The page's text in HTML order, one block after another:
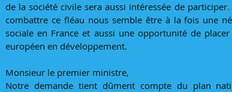
de la société civile sera aussi intéressée de
combattre ce fléau nous semble être à la fois une
sociale en France et aussi une opportunité de
européen en développement.
Monsieur le premier ministre,
Notre demande tient dûment compte du plan